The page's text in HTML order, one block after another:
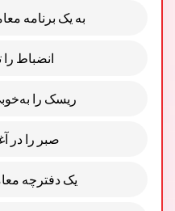
۱. به یک برنامه
۲. انضباط
۳. ریسک را
۴. صبر را
۵. یک دفترچه